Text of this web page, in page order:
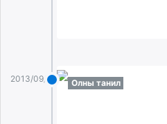
2013/09/04 Олны танил